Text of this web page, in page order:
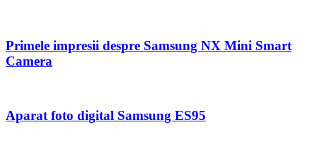
Primele impresii despre Samsung NX Mini Smart
Camera
Aparat foto digital Samsung ES95